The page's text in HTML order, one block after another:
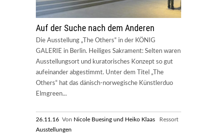
Auf der Suche nach dem Anderen
Die Ausstellung „The Others“ in der KÖNIG
GALERIE in Berlin. Heiliges Sakrament: Selten waren
Ausstellungsort und kuratorisches Konzept so gut
aufeinander abgestimmt. Unter dem Titel „The
Others“ hat das dänisch-norwegische Künstlerduo
Elmgreen...
26.11.16 Von Nicole Buesing und Heiko Klaas Ressort
Ausstellungen